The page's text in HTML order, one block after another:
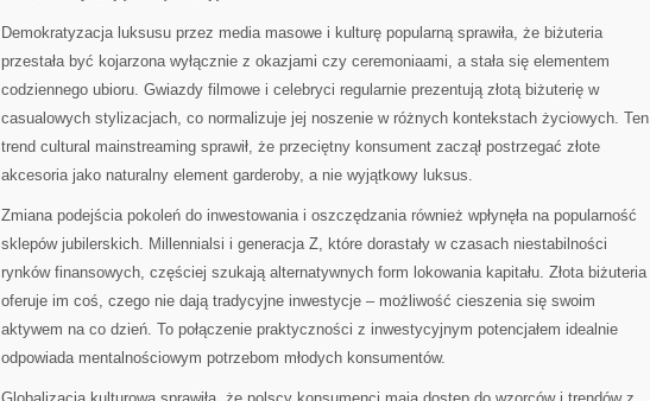
Demokratyzacja luksusu przez media masowe i kulturę popularną sprawiła, że biżuteria
przestała być kojarzona wyłącznie z okazjami czy ceremoniaami, a stała się elementem
codziennego ubioru. Gwiazdy filmowe i celebryci regularnie prezentują złotą biżuterię w
casualowych stylizacjach, co normalizuje jej noszenie w różnych kontekstach życiowych. Ten
trend cultural mainstreaming sprawił, że przeciętny konsument zaczął postrzegać złote
akcesoria jako naturalny element garderoby, a nie wyjątkowy luksus.
Zmiana podejścia pokoleń do inwestowania i oszczędzania również wpłynęła na popularność
sklepów jubilerskich. Millennialsi i generacja Z, które dorastały w czasach niestabilności
rynków finansowych, częściej szukają alternatywnych form lokowania kapitału. Złota biżuteria
oferuje im coś, czego nie dają tradycyjne inwestycje – możliwość cieszenia się swoim
aktywem na co dzień. To połączenie praktyczności z inwestycyjnym potencjałem idealnie
odpowiada mentalnościowym potrzebom młodych konsumentów.